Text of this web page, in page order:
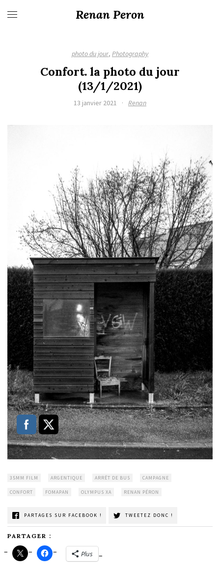
Renan Peron
photo du jour, Photography
Confort. la photo du jour
(13/1/2021)
13 janvier 2021 · Renan
35MM FILM ARGENTIQUE ARRÊT DE BUS CAMPAGNE
CONFORT FOMAPAN OLYMPUS XA RENAN PÉRON
PARTAGES SUR FACEBOOK ! TWEETEZ DONC !
PARTAGER :
Plus